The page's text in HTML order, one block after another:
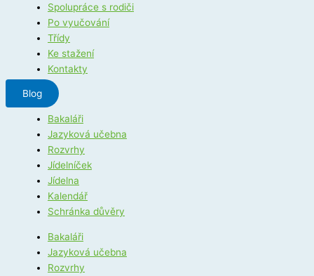
Spolupráce s rodiči
Po vyučování
Třídy
Ke stažení
Kontakty
Blog
Bakaláři
Jazyková učebna
Rozvrhy
Jídelníček
Jídelna
Kalendář
Schránka důvěry
Bakaláři
Jazyková učebna
Rozvrhy